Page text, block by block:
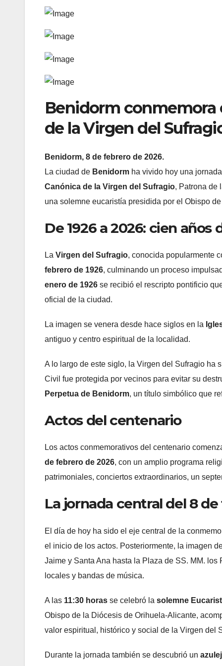
Benidorm conmemora
de la Virgen del
Benidorm, 8 de febrero de 2026.
La ciudad de Benidorm ha vivido hoy una
Canónica de la Virgen del Sufragio, Patrona de
una solemne eucaristía presidida por el Obispo
De 1926 a 2026: cien años
La Virgen del Sufragio, conocida popularmente
febrero de 1926, culminando un proceso
enero de 1926 se recibió el rescripto pontificio
oficial de la ciudad.
La imagen se venera desde hace siglos en la
antiguo y centro espiritual de la localidad.
A lo largo de este siglo, la Virgen del Sufragio ha
Civil fue protegida por vecinos para evitar su
Perpetua de Benidorm, un título simbólico que
Actos del centenario
Los actos conmemorativos del centenario
de febrero de 2026, con un amplio programa
patrimoniales, conciertos extraordinarios, un
La jornada central del 8
El día de hoy ha sido el eje central de la
el inicio de los actos. Posteriormente, la imagen
Jaime y Santa Ana hasta la Plaza de SS. MM.
locales y bandas de música.
A las 11:30 horas se celebró la solemne
Obispo de la Diócesis de Orihuela-Alicante,
valor espiritual, histórico y social de la Virgen del
Durante la jornada también se descubrió un